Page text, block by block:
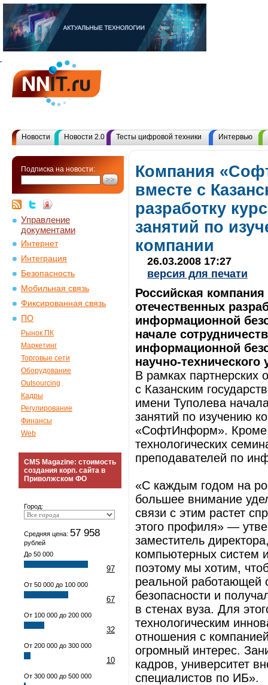
Новости Новости 2.0 Тесты цифровой техники Интервью
Подписка на новости:
Управление
документами
Интернет
Интеграция
Безопасность
Мобильная связь
Фиксированная связь
ПО
Рынок ПК
Маркетинг
Торговые сети
Оборудование
Outsourcing
Кадры
Регулирование
Финансы
Web
CMS Magazine: стоимость
создания корп. сайта в
Приволжском ФО
Город:
Средняя цена: 57 958
рублей
До 50 000
97
От 50 000 до 100 000
67
От 100 000 до 200 000
32
От 200 000 до 300 000
10
От 300 000 до 500 000
Компания
вместе с
разработку
занятий по
компании
26.03.2008 17:27
версия для печати
Российская
отечественных
информационной
начале
информационной
научно-
В рамках
с Казанским
имени Туполева
занятий по изучению
«СофтИнформ». Кроме
технологических
преподавателей по
«С каждым годом на
большее внимание
связи с этим растет
этого профиля» —
заместитель
компьютерных систем
поэтому мы хотим,
реальной работающей
безопасности и
в стенах вуза. Для
технологическим
отношения с
огромный интерес.
кадров, университет
специалистов по ИБ».